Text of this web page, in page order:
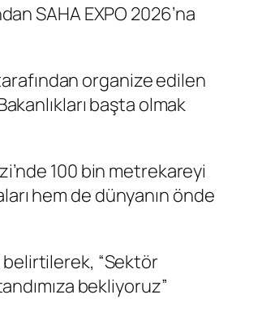
SAHA EXPO 2026’na
organize edilen
başta olmak
100 bin metrekareyi
hem de dünyanın önde
belirtilerek, “Sektör
bekliyoruz”